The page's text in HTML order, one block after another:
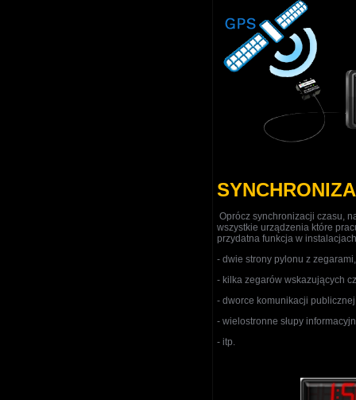
Oprócz synchronizacji czasu,
wszystkie urządzenia które
przydatna funkcja w
- dwie strony pylonu z zegarami,
- kilka zegarów wskazujących
- dworce komunikacji
- wielostronne słupy
- itp.